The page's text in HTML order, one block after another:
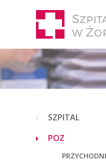
SZPITAL
POZ